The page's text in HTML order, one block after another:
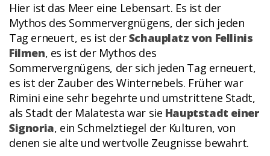
Hier ist das Meer eine Lebensart. Es ist der
Mythos des Sommervergnügens, der sich jeden
Tag erneuert, es ist derSchauplatz von Fellinis
Filmen, es ist der Mythos des
Sommervergnügens, der sich jeden Tag erneuert,
es ist der Zauber des Winternebels. Früher war
Rimini eine sehr begehrte und umstrittene Stadt,
als Stadt der Malatesta war sie Hauptstadt einer
Signoria, ein Schmelztiegel der Kulturen, von
denen sie alte und wertvolle Zeugnisse bewahrt.